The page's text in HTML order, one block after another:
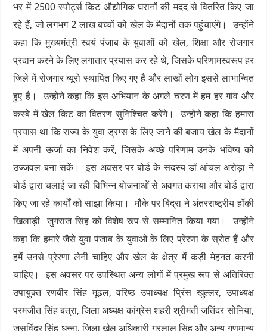
भर में 2500 स्पोर्ट्स किट औद्योगिक घरानों की मदद से वितरित किए जा
रहे हैं, जो लगभग 2 लाख बच्चों को खेल के मैदानों तक पहुंचाएंगे। उन्होंने
कहा कि मुख्यमंत्री स्वयं पंजाब के युवाओं को खेल, शिक्षा और रोजगार
प्रदान करने के लिए लगातार प्रयास कर रहे थे, जिसके परिणामस्वरूप हर
जिले में रोजगार ब्यूरो स्थापित किए गए हैं और लाखों लोग इससे लाभान्वित
हुए हैं। उन्होंने कहा कि इस अभियान के अगले चरण में हम हर गांव और
कस्बे में खेल किट का वितरण सुनिश्चित करेंगे। उन्होंने कहा कि हमारा
प्रयास था कि राज्य के युवा ड्रग्स के लिए जाने की बजाय खेल के मैदानों
में अपनी ऊर्जा का निवेश करें, जिसके अच्छे परिणाम उनके भविष्य को
उज्जवल बना सकें। इस अवसर पर बोर्ड के सदस्य डॉ आंचल अरोड़ा ने
बोर्ड द्वारा चलाई जा रही विभिन्न योजनाओं से अवगत कराया और बोर्ड द्वारा
किए जा रहे कार्यों को साझा किया। मौके पर बिंद्रा ने अंतरराष्ट्रीय हॉकी
खिलाड़ी जुगराज सिंह को विशेष रूप से सम्मानित किया गया। उन्होंने
कहा कि हमारे जैसे युवा पंजाब के युवाओं के लिए प्रेरणा के स्रोत हैं और
हमें उनसे प्रेरणा लेनी चाहिए और खेल के क्षेत्र में कड़ी मेहनत करनी
चाहिए। इस अवसर पर उपस्थित अन्य लोगों में प्रमुख रूप से अतिरिक्त
उपायुक्त रणबीर सिंह मूढल, वरिष्ठ उपाध्यक्ष प्रिंस खुल्लर, उपाध्यक्ष
परमजीत सिंह बत्रा, जिला अध्यक्ष कांग्रेस शहरी श्रीमती जतिंदर सोनिया,
जसविंदर सिंह धुन्ना, जिला खेल अधिकारी गुरलाल सिंह और अन्य गणमान्य